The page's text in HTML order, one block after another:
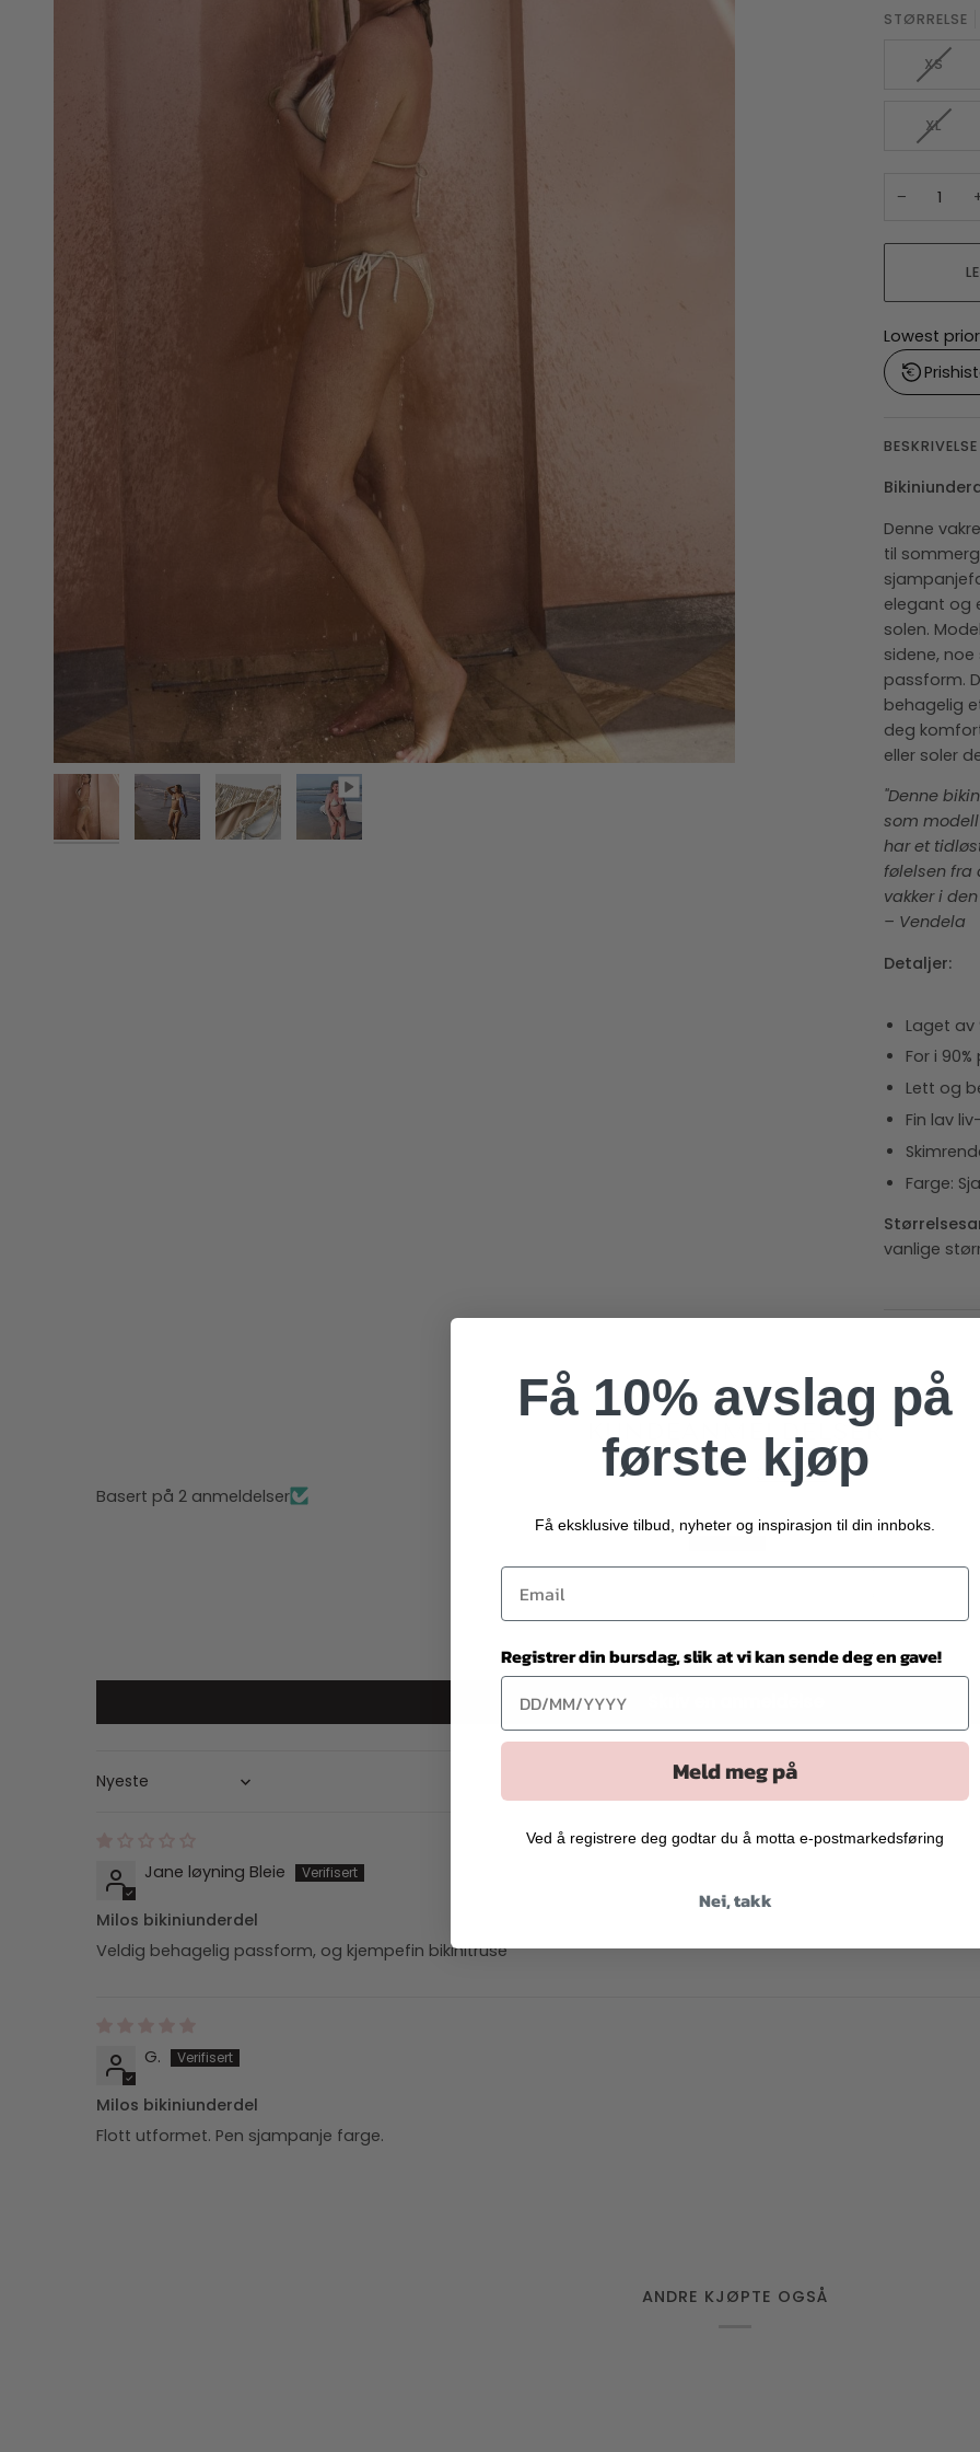
STØRRELSE
XS
XL
−
Lowest
BESKRIVELSE
Denne
til
elegant og
solen.
sidene,
passform.
behagelig
deg
eller soler
"Denne
som
har et
følelsen fra
vakker i
– Vendela
Detaljer:
Laget av
For i
Lett og
Fin lav
Farge:
vanlige
KUNDEANMELDELSER
3.00 av 5
Basert på 2 anmeldelser
0
0
Sort by
Jane løyning Bleie
Milos bikiniunderdel
Veldig behagelig passform, og kjempefin bikinitruse
G.
Milos bikiniunderdel
Flott utformet. Pen sjampanje farge.
ANDRE KJØPTE OGSÅ
Få 10% avslag på
første kjøp
Få eksklusive tilbud, nyheter og inspirasjon til din innboks.
Registrer din bursdag, slik at vi kan sende deg en gave!
Meld meg på
Ved å registrere deg godtar du å motta e-postmarkedsføring
Nei, takk